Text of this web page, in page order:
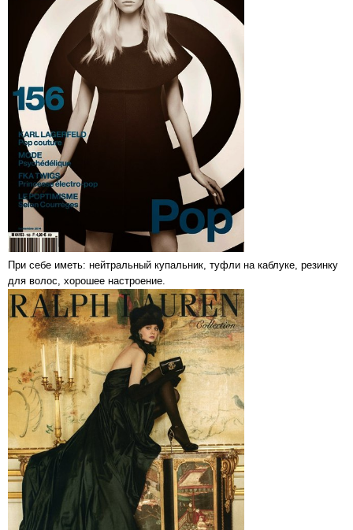
При себе иметь: нейтральный купальник, туфли на каблуке, резинку
для волос, хорошее настроение.